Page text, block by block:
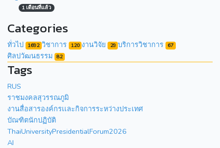
1 เดือนที่แล้ว
Categories
ทั่วไป 1692 วิชาการ 120 งานวิจัย 29 บริการวิชาการ 67
ศิลปวัฒนธรรม 82
Tags
RUS
ราชมงคลสุวรรณภูมิ
งานสื่อสารองค์กรเเละกิจการระหว่างประเทศ
บัณฑิตนักปฏิบัติ
ThaiUniversityPresidentialForum2026
AI